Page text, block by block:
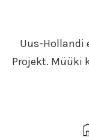
Uus-Hollandi
Projekt. Müüki